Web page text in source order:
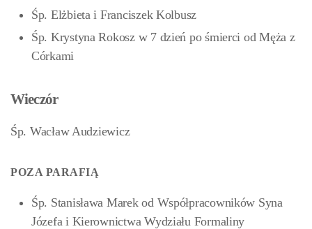
Śp. Elżbieta i Franciszek Kolbusz
Śp. Krystyna Rokosz w 7 dzień po śmierci od Męża z
Córkami
Wieczór
Śp. Wacław Audziewicz
POZA PARAFIĄ
Śp. Stanisława Marek od Współpracowników Syna
Józefa i Kierownictwa Wydziału Formaliny